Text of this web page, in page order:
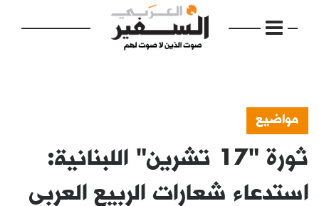
الرئيسية
مواضيع
مواضيع
ثورة "17 تشرين" اللبنانية:
استدعاء شعارات الربيع العربي